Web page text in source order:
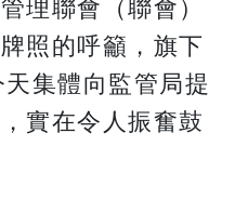
理聯會（聯會）
照的呼籲，旗下
集體向監管局提
實在令人振奮鼓